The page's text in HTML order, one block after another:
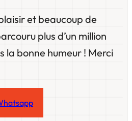
et beaucoup de
plus d’un million
la bonne humeur ! Merci